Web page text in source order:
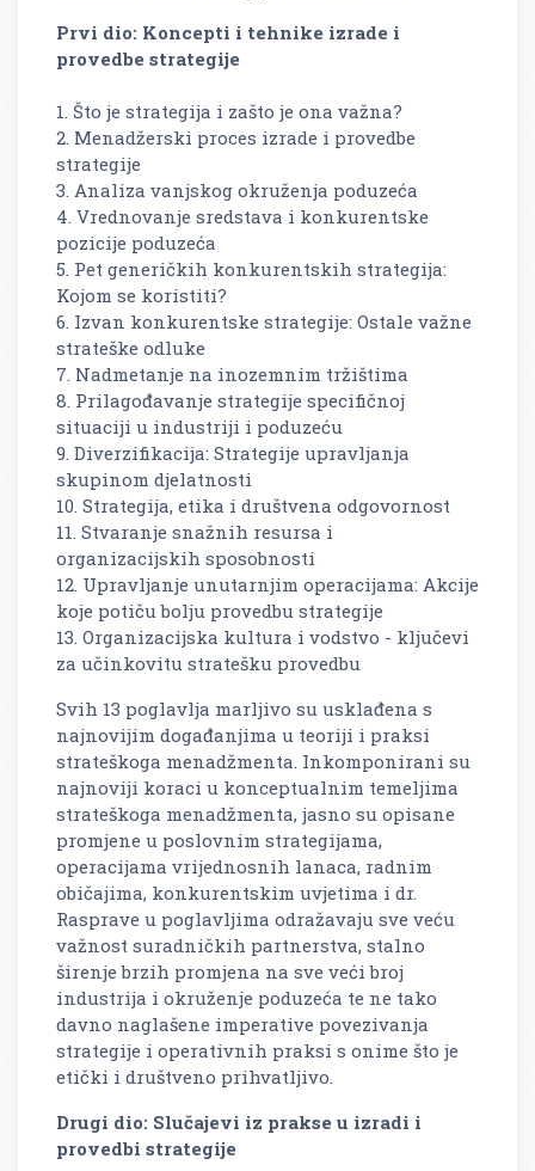
Prvi dio: Koncepti i tehnike izrade i
provedbe strategije
1. Što je strategija i zašto je ona važna?
2. Menadžerski proces izrade i provedbe
strategije
3. Analiza vanjskog okruženja poduzeća
4. Vrednovanje sredstava i konkurentske
pozicije poduzeća
5. Pet generičkih konkurentskih strategija:
Kojom se koristiti?
6. Izvan konkurentske strategije: Ostale važne
strateške odluke
7. Nadmetanje na inozemnim tržištima
8. Prilagođavanje strategije specifičnoj
situaciji u industriji i poduzeću
9. Diverzifikacija: Strategije upravljanja
skupinom djelatnosti
10. Strategija, etika i društvena odgovornost
11. Stvaranje snažnih resursa i
organizacijskih sposobnosti
12. Upravljanje unutarnjim operacijama: Akcije
koje potiču bolju provedbu strategije
13. Organizacijska kultura i vodstvo - ključevi
za učinkovitu stratešku provedbu
Svih 13 poglavlja marljivo su usklađena s
najnovijim događanjima u teoriji i praksi
strateškoga menadžmenta. Inkomponirani su
najnoviji koraci u konceptualnim temeljima
strateškoga menadžmenta, jasno su opisane
promjene u poslovnim strategijama,
operacijama vrijednosnih lanaca, radnim
običajima, konkurentskim uvjetima i dr.
Rasprave u poglavljima odražavaju sve veću
važnost suradničkih partnerstva, stalno
širenje brzih promjena na sve veći broj
industrija i okruženje poduzeća te ne tako
davno naglašene imperative povezivanja
strategije i operativnih praksi s onime što je
etički i društveno prihvatljivo.
Drugi dio: Slučajevi iz prakse u izradi i
provedbi strategije